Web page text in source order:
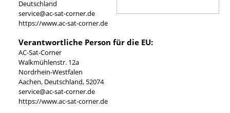
Deutschland
service@ac-sat-corner.de
https://www.ac-sat-corner.de
Verantwortliche Person für die EU:
AC-Sat-Corner
Walkmühlenstr. 12a
Nordrhein-Westfalen
Aachen, Deutschland, 52074
service@ac-sat-corner.de
https://www.ac-sat-corner.de